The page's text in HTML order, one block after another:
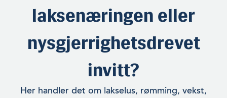
laksenæringen eller
nysgjerrighetsdrevet
invitt?
Her handler det om lakselus, rømming, vekst,